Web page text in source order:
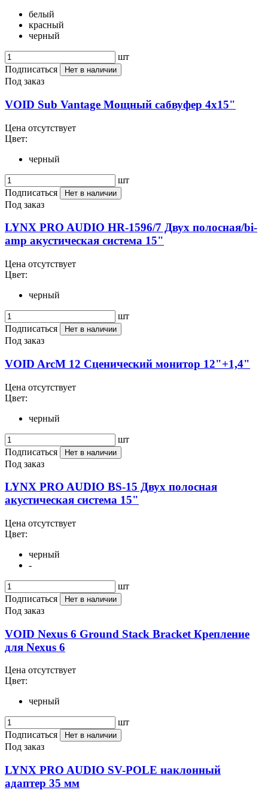
белый
красный
черный
шт
Подписаться
Нет в наличии
Под заказ
VOID Sub Vantage Мощный сабвуфер 4х15"
Цена отсутствует
Цвет:
черный
шт
Подписаться
Нет в наличии
Под заказ
LYNX PRO AUDIO HR-1596/7 Двух полосная/bi-
amp акустическая система 15"
Цена отсутствует
Цвет:
черный
шт
Подписаться
Нет в наличии
Под заказ
VOID ArcM 12 Сценический монитор 12"+1,4"
Цена отсутствует
Цвет:
черный
шт
Подписаться
Нет в наличии
Под заказ
LYNX PRO AUDIO BS-15 Двух полосная
акустическая система 15"
Цена отсутствует
Цвет:
черный
-
шт
Подписаться
Нет в наличии
Под заказ
VOID Nexus 6 Ground Stack Bracket Крепление
для Nexus 6
Цена отсутствует
Цвет:
черный
шт
Подписаться
Нет в наличии
Под заказ
LYNX PRO AUDIO SV-POLE наклонный
адаптер 35 мм